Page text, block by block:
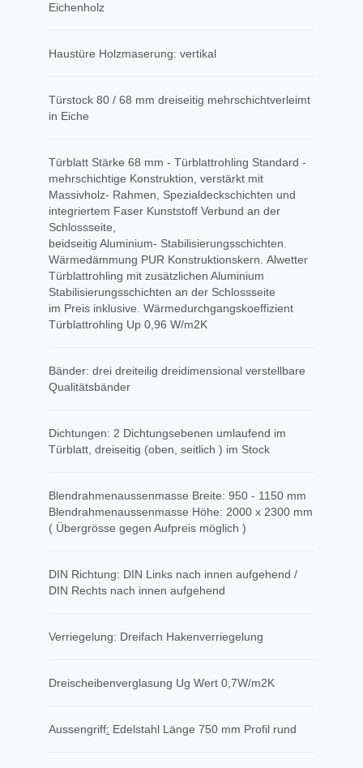
Eichenholz
Haustüre Holzmaserung: vertikal
Türstock 80 / 68 mm dreiseitig mehrschichtverleimt
in Eiche
Türblatt Stärke 68 mm - Türblattrohling Standard -
mehrschichtige Konstruktion, verstärkt mit
Massivholz- Rahmen, Spezialdeckschichten und
integriertem Faser Kunststoff Verbund an der
Schlossseite,
beidseitig Aluminium- Stabilisierungsschichten.
Wärmedämmung PUR Konstruktionskern. Alwetter
Türblattrohling mit zusätzlichen Aluminium
Stabilisierungsschichten an der Schlossseite
im Preis inklusive. Wärmedurchgangskoeffizient
Türblattrohling Up 0,96 W/m2K
Bänder: drei dreiteilig dreidimensional verstellbare
Qualitätsbänder
Dichtungen: 2 Dichtungsebenen umlaufend im
Türblatt, dreiseitig (oben, seitlich ) im Stock
Blendrahmenaussenmasse Breite: 950 - 1150 mm
Blendrahmenaussenmasse Höhe: 2000 x 2300 mm
( Übergrösse gegen Aufpreis möglich )
DIN Richtung: DIN Links nach innen aufgehend /
DIN Rechts nach innen aufgehend
Verriegelung: Dreifach Hakenverriegelung
Dreischeibenverglasung Ug Wert 0,7W/m2K
Aussengriff​: Edelstahl Länge 750 mm Profil rund